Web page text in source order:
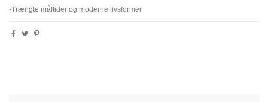
-Trængte måltider og moderne livsformer